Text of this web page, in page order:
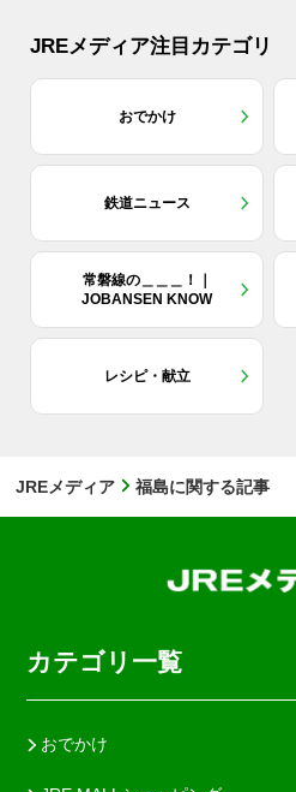
JREメディア注目カテゴリ
おでかけ
鉄道ニュース
常磐線の＿＿＿！｜
JOBANSEN KNOW
レシピ・献立
JREメディア 福島に関する記事
カテゴリ一覧
おでかけ